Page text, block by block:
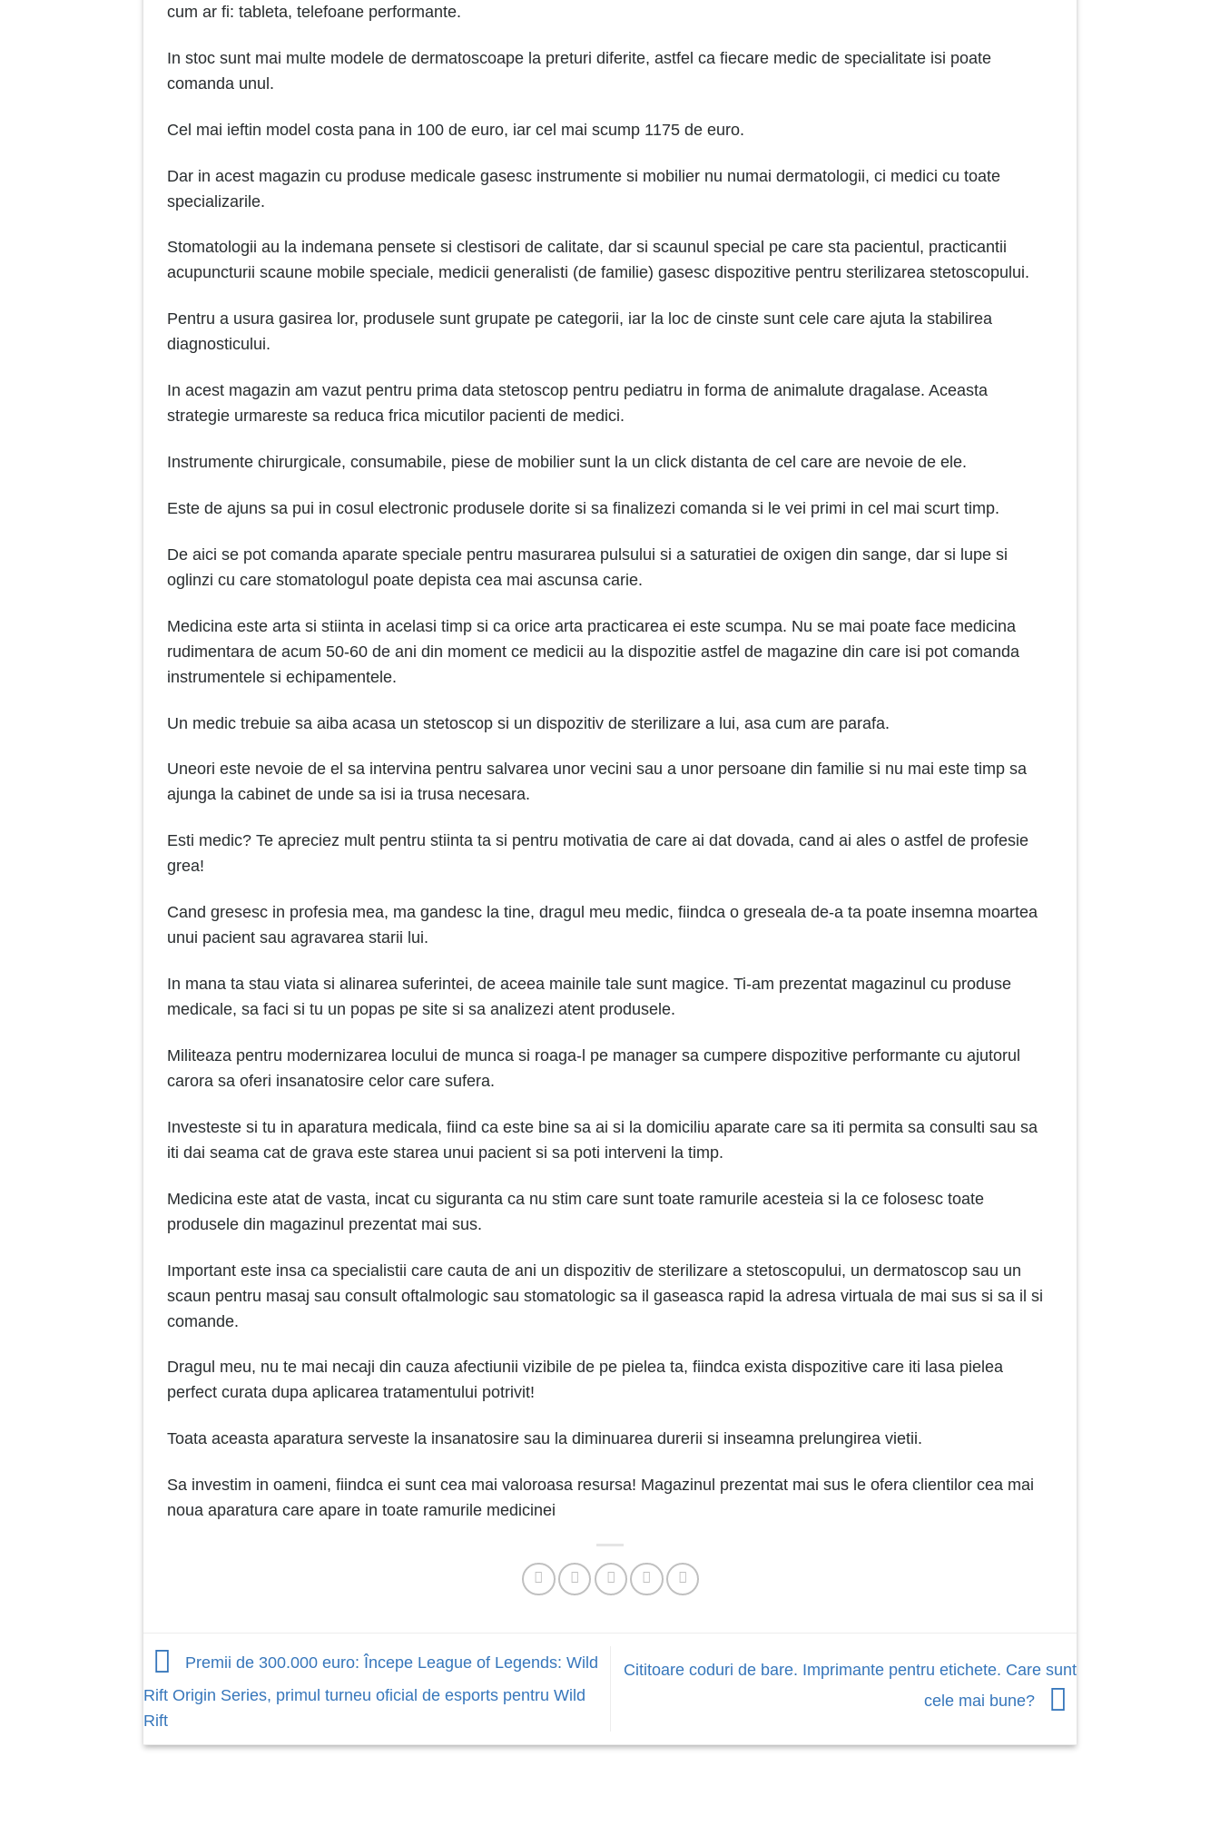
cum ar fi: tableta, telefoane performante.
In stoc sunt mai multe modele de dermatoscoape la preturi diferite, astfel ca fiecare medic de specialitate isi poate
comanda unul.
Cel mai ieftin model costa pana in 100 de euro, iar cel mai scump 1175 de euro.
Dar in acest magazin cu produse medicale gasesc instrumente si mobilier nu numai dermatologii, ci medici cu toate
specializarile.
Stomatologii au la indemana pensete si clestisori de calitate, dar si scaunul special pe care sta pacientul, practicantii
acupuncturii scaune mobile speciale, medicii generalisti (de familie) gasesc dispozitive pentru sterilizarea stetoscopului.
Pentru a usura gasirea lor, produsele sunt grupate pe categorii, iar la loc de cinste sunt cele care ajuta la stabilirea
diagnosticului.
In acest magazin am vazut pentru prima data stetoscop pentru pediatru in forma de animalute dragalase. Aceasta
strategie urmareste sa reduca frica micutilor pacienti de medici.
Instrumente chirurgicale, consumabile, piese de mobilier sunt la un click distanta de cel care are nevoie de ele.
Este de ajuns sa pui in cosul electronic produsele dorite si sa finalizezi comanda si le vei primi in cel mai scurt timp.
De aici se pot comanda aparate speciale pentru masurarea pulsului si a saturatiei de oxigen din sange, dar si lupe si
oglinzi cu care stomatologul poate depista cea mai ascunsa carie.
Medicina este arta si stiinta in acelasi timp si ca orice arta practicarea ei este scumpa. Nu se mai poate face medicina
rudimentara de acum 50-60 de ani din moment ce medicii au la dispozitie astfel de magazine din care isi pot comanda
instrumentele si echipamentele.
Un medic trebuie sa aiba acasa un stetoscop si un dispozitiv de sterilizare a lui, asa cum are parafa.
Uneori este nevoie de el sa intervina pentru salvarea unor vecini sau a unor persoane din familie si nu mai este timp sa
ajunga la cabinet de unde sa isi ia trusa necesara.
Esti medic? Te apreciez mult pentru stiinta ta si pentru motivatia de care ai dat dovada, cand ai ales o astfel de profesie
grea!
Cand gresesc in profesia mea, ma gandesc la tine, dragul meu medic, fiindca o greseala de-a ta poate insemna moartea
unui pacient sau agravarea starii lui.
In mana ta stau viata si alinarea suferintei, de aceea mainile tale sunt magice. Ti-am prezentat magazinul cu produse
medicale, sa faci si tu un popas pe site si sa analizezi atent produsele.
Militeaza pentru modernizarea locului de munca si roaga-l pe manager sa cumpere dispozitive performante cu ajutorul
carora sa oferi insanatosire celor care sufera.
Investeste si tu in aparatura medicala, fiind ca este bine sa ai si la domiciliu aparate care sa iti permita sa consulti sau sa
iti dai seama cat de grava este starea unui pacient si sa poti interveni la timp.
Medicina este atat de vasta, incat cu siguranta ca nu stim care sunt toate ramurile acesteia si la ce folosesc toate
produsele din magazinul prezentat mai sus.
Important este insa ca specialistii care cauta de ani un dispozitiv de sterilizare a stetoscopului, un dermatoscop sau un
scaun pentru masaj sau consult oftalmologic sau stomatologic sa il gaseasca rapid la adresa virtuala de mai sus si sa il si
comande.
Dragul meu, nu te mai necaji din cauza afectiunii vizibile de pe pielea ta, fiindca exista dispozitive care iti lasa pielea
perfect curata dupa aplicarea tratamentului potrivit!
Toata aceasta aparatura serveste la insanatosire sau la diminuarea durerii si inseamna prelungirea vietii.
Sa investim in oameni, fiindca ei sunt cea mai valoroasa resursa! Magazinul prezentat mai sus le ofera clientilor cea mai
noua aparatura care apare in toate ramurile medicinei
Premii de 300.000 euro: Începe League of Legends: Wild
Rift Origin Series, primul turneu oficial de esports pentru Wild
Rift
Cititoare coduri de bare. Imprimante pentru etichete. Care sunt
cele mai bune?